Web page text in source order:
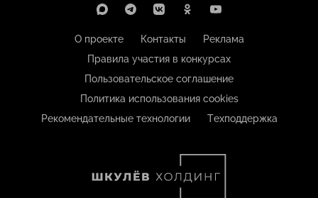
О проекте Контакты
Реклама
Правила участия в конкурсах
Пользовательское соглашение
Политика использования cookies
Рекомендательные технологии
Техподдержка